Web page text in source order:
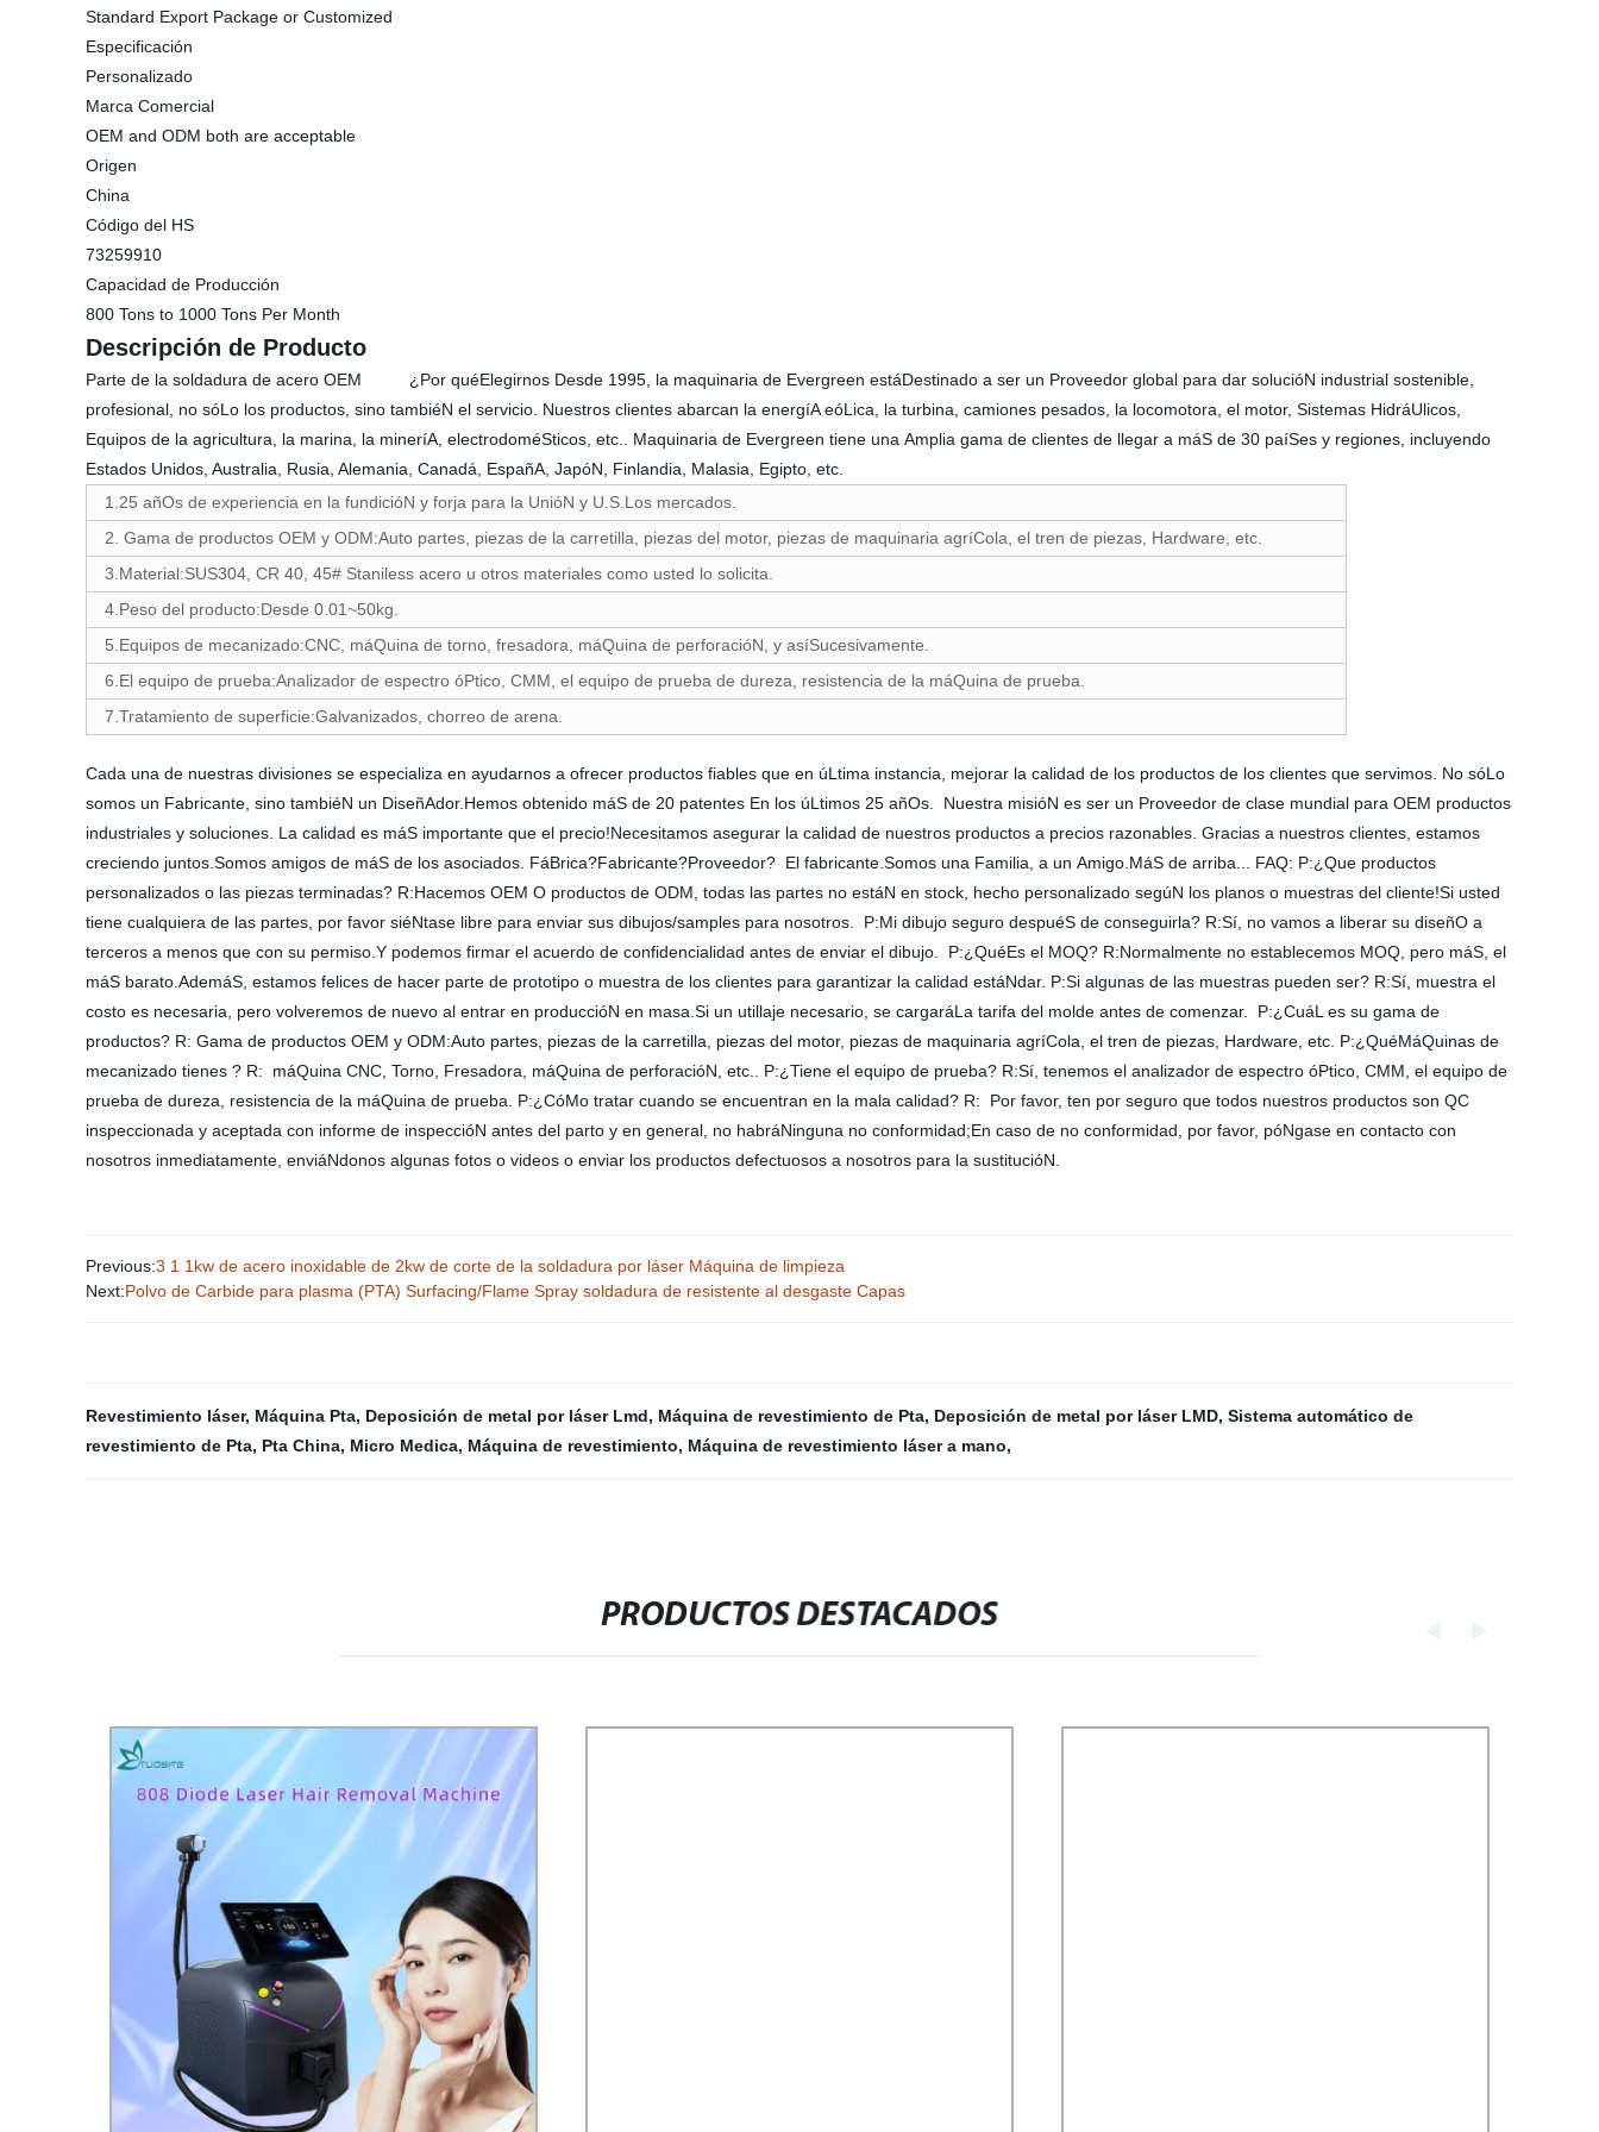
Standard Export Package or Customized
Especificación
Personalizado
Marca Comercial
OEM and ODM both are acceptable
Origen
China
Código del HS
73259910
Capacidad de Producción
800 Tons to 1000 Tons Per Month
Descripción de Producto
Parte de la soldadura de acero OEM ¿Por quéElegirnos Desde 1995, la maquinaria de Evergreen estáDestinado a ser un Proveedor global para dar solucióN industrial sostenible,
profesional, no sóLo los productos, sino tambiéN el servicio. Nuestros clientes abarcan la energíA eóLica, la turbina, camiones pesados, la locomotora, el motor, Sistemas HidráUlicos,
Equipos de la agricultura, la marina, la mineríA, electrodoméSticos, etc.. Maquinaria de Evergreen tiene una Amplia gama de clientes de llegar a máS de 30 paíSes y regiones, incluyendo
Estados Unidos, Australia, Rusia, Alemania, Canadá, EspañA, JapóN, Finlandia, Malasia, Egipto, etc.
1.25 añOs de experiencia en la fundicióN y forja para la UnióN y U.S.Los mercados.
2. Gama de productos OEM y ODM:Auto partes, piezas de la carretilla, piezas del motor, piezas de maquinaria agríCola, el tren de piezas, Hardware, etc.
3.Material:SUS304, CR 40, 45# Staniless acero u otros materiales como usted lo solicita.
4.Peso del producto:Desde 0.01~50kg.
5.Equipos de mecanizado:CNC, máQuina de torno, fresadora, máQuina de perforacióN, y asíSucesivamente.
6.El equipo de prueba:Analizador de espectro óPtico, CMM, el equipo de prueba de dureza, resistencia de la máQuina de prueba.
7.Tratamiento de superficie:Galvanizados, chorreo de arena.
Cada una de nuestras divisiones se especializa en ayudarnos a ofrecer productos fiables que en úLtima instancia, mejorar la calidad de los productos de los clientes que servimos. No sóLo
somos un Fabricante, sino tambiéN un DiseñAdor.Hemos obtenido máS de 20 patentes En los úLtimos 25 añOs. Nuestra misióN es ser un Proveedor de clase mundial para OEM productos
industriales y soluciones. La calidad es máS importante que el precio!Necesitamos asegurar la calidad de nuestros productos a precios razonables. Gracias a nuestros clientes, estamos
creciendo juntos.Somos amigos de máS de los asociados. FáBrica?Fabricante?Proveedor? El fabricante.Somos una Familia, a un Amigo.MáS de arriba... FAQ: P:¿Que productos
personalizados o las piezas terminadas? R:Hacemos OEM O productos de ODM, todas las partes no estáN en stock, hecho personalizado segúN los planos o muestras del cliente!Si usted
tiene cualquiera de las partes, por favor siéNtase libre para enviar sus dibujos/samples para nosotros. P:Mi dibujo seguro despuéS de conseguirla? R:Sí, no vamos a liberar su diseñO a
terceros a menos que con su permiso.Y podemos firmar el acuerdo de confidencialidad antes de enviar el dibujo. P:¿QuéEs el MOQ? R:Normalmente no establecemos MOQ, pero máS, el
máS barato.AdemáS, estamos felices de hacer parte de prototipo o muestra de los clientes para garantizar la calidad estáNdar. P:Si algunas de las muestras pueden ser? R:Sí, muestra el
costo es necesaria, pero volveremos de nuevo al entrar en produccióN en masa.Si un utillaje necesario, se cargaráLa tarifa del molde antes de comenzar. P:¿CuáL es su gama de
productos? R: Gama de productos OEM y ODM:Auto partes, piezas de la carretilla, piezas del motor, piezas de maquinaria agríCola, el tren de piezas, Hardware, etc. P:¿QuéMáQuinas de
mecanizado tienes ? R: máQuina CNC, Torno, Fresadora, máQuina de perforacióN, etc.. P:¿Tiene el equipo de prueba? R:Sí, tenemos el analizador de espectro óPtico, CMM, el equipo de
prueba de dureza, resistencia de la máQuina de prueba. P:¿CóMo tratar cuando se encuentran en la mala calidad? R: Por favor, ten por seguro que todos nuestros productos son QC
inspeccionada y aceptada con informe de inspeccióN antes del parto y en general, no habráNinguna no conformidad;En caso de no conformidad, por favor, póNgase en contacto con
nosotros inmediatamente, enviáNdonos algunas fotos o videos o enviar los productos defectuosos a nosotros para la sustitucióN.
Previous:3 1 1kw de acero inoxidable de 2kw de corte de la soldadura por láser Máquina de limpieza
Next:Polvo de Carbide para plasma (PTA) Surfacing/Flame Spray soldadura de resistente al desgaste Capas
Revestimiento láser, Máquina Pta, Deposición de metal por láser Lmd, Máquina de revestimiento de Pta, Deposición de metal por láser LMD, Sistema automático de
revestimiento de Pta, Pta China, Micro Medica, Máquina de revestimiento, Máquina de revestimiento láser a mano,
PRODUCTOS DESTACADOS